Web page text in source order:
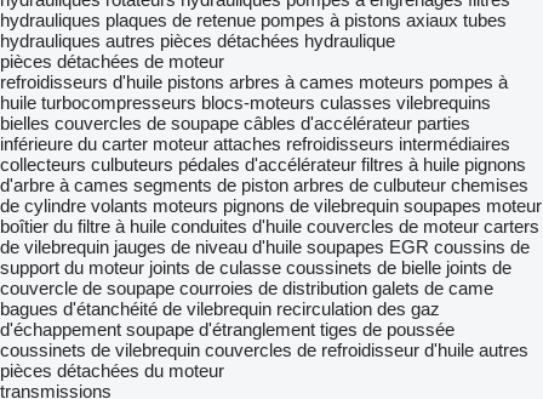
hydrauliques plaques de retenue pompes à pistons axiaux tubes
hydrauliques autres pièces détachées hydraulique
pièces détachées de moteur
refroidisseurs d'huile pistons arbres à cames moteurs pompes à
huile turbocompresseurs blocs-moteurs culasses vilebrequins
bielles couvercles de soupape câbles d'accélérateur parties
inférieure du carter moteur attaches refroidisseurs intermédiaires
collecteurs culbuteurs pédales d'accélérateur filtres à huile pignons
d'arbre à cames segments de piston arbres de culbuteur chemises
de cylindre volants moteurs pignons de vilebrequin soupapes moteur
boîtier du filtre à huile conduites d'huile couvercles de moteur carters
de vilebrequin jauges de niveau d'huile soupapes EGR coussins de
support du moteur joints de culasse coussinets de bielle joints de
couvercle de soupape courroies de distribution galets de came
bagues d'étanchéité de vilebrequin recirculation des gaz
d'échappement soupape d'étranglement tiges de poussée
coussinets de vilebrequin couvercles de refroidisseur d'huile autres
pièces détachées du moteur
transmissions